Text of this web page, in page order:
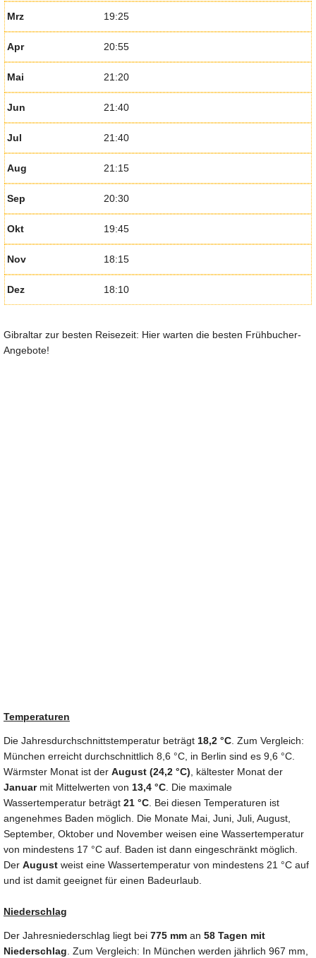
Mrz 19:25
Apr 20:55
Mai 21:20
Jun 21:40
Jul 21:40
Aug 21:15
Sep 20:30
Okt 19:45
Nov 18:15
Dez 18:10
Gibraltar zur besten Reisezeit: Hier warten die besten Frühbucher-
Angebote!
Temperaturen
Die Jahresdurchschnittstemperatur beträgt 18,2 °C. Zum Vergleich:
München erreicht durchschnittlich 8,6 °C, in Berlin sind es 9,6 °C.
Wärmster Monat ist der August (24,2 °C), kältester Monat der
Januarmit Mittelwerten von 13,4 °C. Die maximale
Wassertemperatur beträgt 21 °C. Bei diesen Temperaturen ist
angenehmes Baden möglich. Die Monate Mai, Juni, Juli, August,
September, Oktober und November weisen eine Wassertemperatur
von mindestens 17 °C auf. Baden ist dann eingeschränkt möglich.
Der August weist eine Wassertemperatur von mindestens 21 °C auf
und ist damit geeignet für einen Badeurlaub.
Niederschlag
Der Jahresniederschlag liegt bei 775 mm an 58 Tagen mit
Niederschlag. Zum Vergleich: In München werden jährlich 967 mm,